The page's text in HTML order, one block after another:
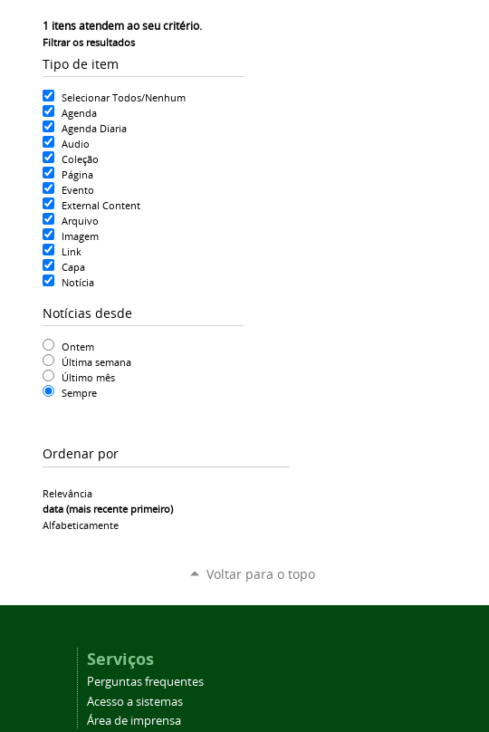
1 itens atendem ao seu critério.
Filtrar os resultados
Tipo de item
Selecionar Todos/Nenhum
Agenda
Agenda Diaria
Audio
Coleção
Página
Evento
External Content
Arquivo
Imagem
Link
Capa
Notícia
Notícias desde
Ontem
Última semana
Último mês
Sempre
Ordenar por
Relevância
data (mais recente primeiro)
Alfabeticamente
Voltar para o topo
Serviços
Perguntas frequentes
Acesso a sistemas
Área de imprensa